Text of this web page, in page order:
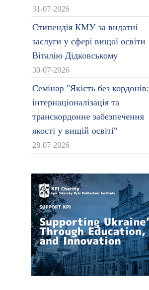
31-07-2026
Стипендія КМУ за видатні
заслуги у сфері вищої освіти
Віталію Дідковському
30-07-2026
Семінар "Якість без кордонів:
інтернаціоналізація та
транскордонне забезпечення
якості у вищій освіті"
28-07-2026